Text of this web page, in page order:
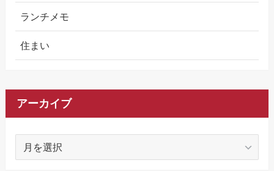
ランチメモ
住まい
アーカイブ